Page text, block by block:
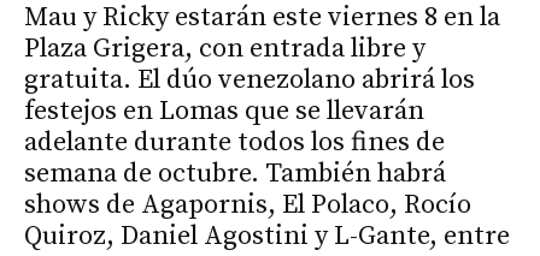
Mau y Ricky estarán este viernes 8 en la
Plaza Grigera, con entrada libre y
gratuita. El dúo venezolano abrirá los
festejos en Lomas que se llevarán
adelante durante todos los fines de
semana de octubre. También habrá
shows de Agapornis, El Polaco, Rocío
Quiroz, Daniel Agostini y L-Gante, entre